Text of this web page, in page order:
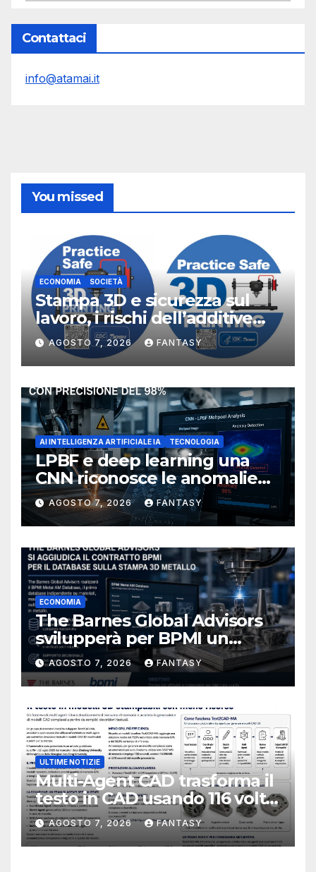
Contattaci
info@atamai.it
You missed
ECONOMIA SOCIETÀ
Stampa 3D e sicurezza sul
lavoro, i rischi dell’additive
manufacturing secondo
NIOSH
AGOSTO 7, 2026 FANTASY
AI INTELLIGENZA ARTIFICIALE IA TECNOLOGIA
LPBF e deep learning una
CNN riconosce le anomalie
del bagno di fusione
AGOSTO 7, 2026 FANTASY
ECONOMIA
The Barnes Global Advisors
svilupperà per BPMI un
database per la stampa 3D
metallica destinata alla filiera
navale statunitense
AGOSTO 7, 2026 FANTASY
ULTIME NOTIZIE
Multi-Agent CAD trasforma il
testo in CAD usando 116 volte
meno token
AGOSTO 7, 2026 FANTASY